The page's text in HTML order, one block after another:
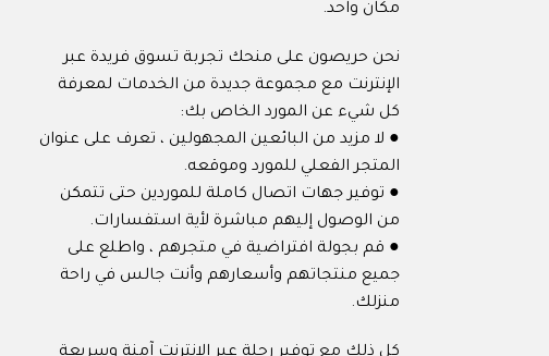
مكان واحد.
نحن حريصون على منحك تجربة تسوق فريدة عبر
الإنترنت مع مجموعة جديدة من الخدمات لمعرفة
كل شيء عن المورد الخاص بك:
● لا مزيد من البائعين المجهولين ، تعرف على عنوان
المتجر الفعلي للمورد وموقعه.
● توفير جهات اتصال كاملة للموردين حتى تتمكن
من الوصول إليهم مباشرة لأية استفسارات.
● قم بجولة افتراضية في متجرهم ، واطلع على
جميع منتجاتهم وأسعارهم وأنت جالس في راحة
منزلك.